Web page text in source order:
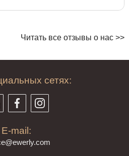
Читать все отзывы о нас >>
сетях:
E-mail:
rly.com